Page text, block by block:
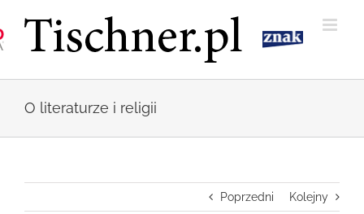
zawartości
O literaturze i religii
Poprzedni Kolejny